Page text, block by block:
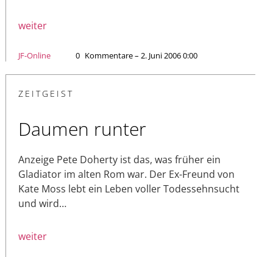
weiter
JF-Online 0 Kommentare – 2. Juni 2006 0:00
ZEITGEIST
Daumen runter
Anzeige Pete Doherty ist das, was früher ein
Gladiator im alten Rom war. Der Ex-Freund von
Kate Moss lebt ein Leben voller Todessehnsucht
und wird…
weiter